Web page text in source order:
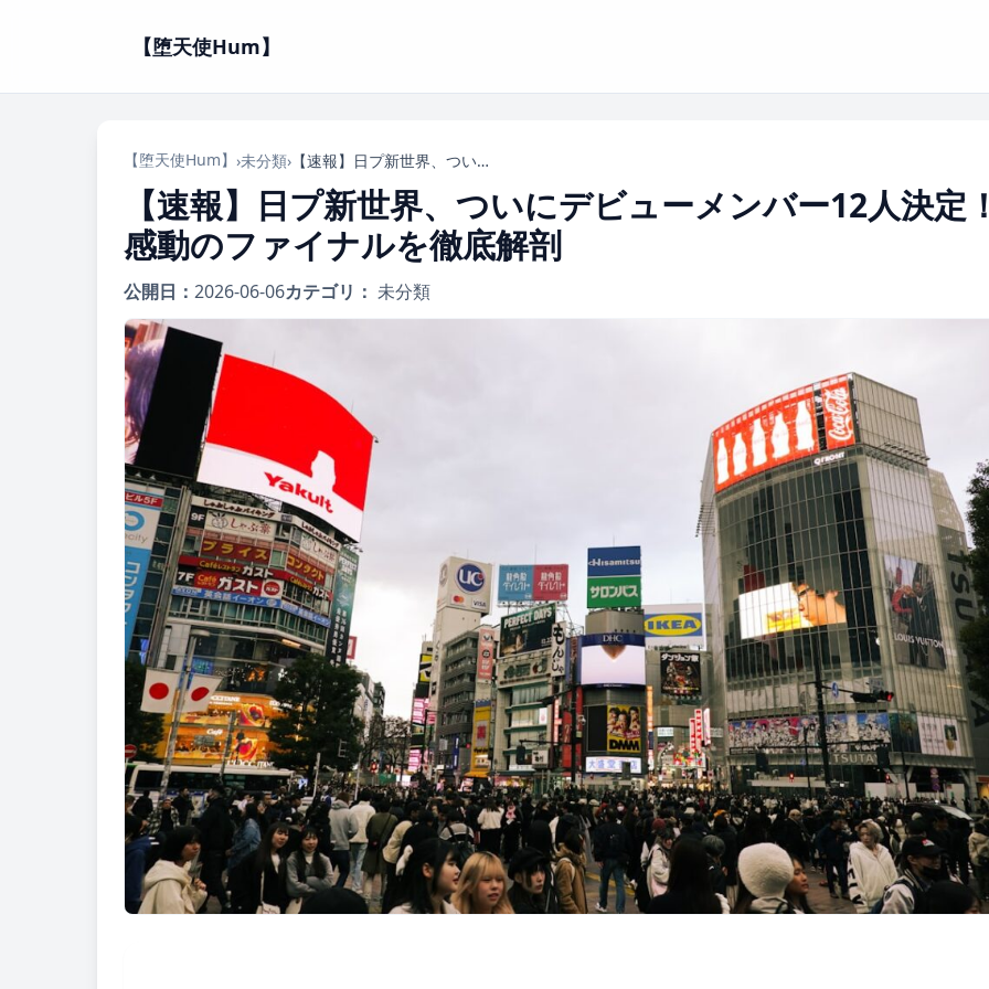
【堕天使Hum】
【堕天使Hum】 ›未分類› 【速報】日プ新世界、ついにデビューメンバー12人決定！感動のファイナルを徹底解剖
【速報】日プ新世界、ついにデビューメンバー12人決定
感動のファイナルを徹底解剖
公開日： 2026-06-06カテゴリ： 未分類